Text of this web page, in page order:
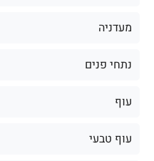
מעדניה
נתחי פנים
עוף
עוף טבעי